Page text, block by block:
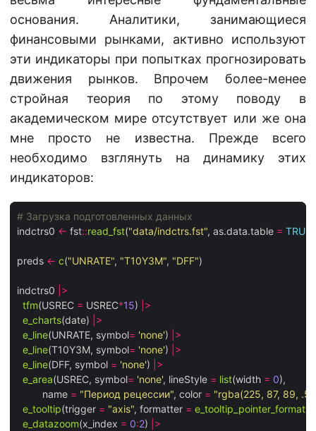
основания. Аналитики, занимающиеся
финансовыми рынками, активно используют
эти индикаторы при попытках прогнозировать
движения рынков. Впрочем более-менее
стройная теория по этому поводу в
академическом мире отсутствует или же она
мне просто не известна. Прежде всего
необходимо взглянуть на динамику этих
индикаторов:
# Загрузка подготовленных данных
indctrs0 <- fst::read_fst("data/indctrs.fst", as.data.table = TRUE
preds <- c("UNRATE", "T10Y3M", "DFF")
indctrs0
|>
tfm(USREC = USREC*15)
|>
e_charts(date)
|>
e_line(UNRATE, symbol= 'none')
|>
e_line(T10Y3M, symbol= 'none')
|>
e_line(DFF, symbol = 'none')
|>
e_area(USREC, symbol= 'none', lineStyle = list(width = 0),
         name
= "Период рецессии", color = "rgba(225, 87, 89,
e_tooltip(trigger = "axis", formatter =
e_datazoom(x_index = 0:2)
|>